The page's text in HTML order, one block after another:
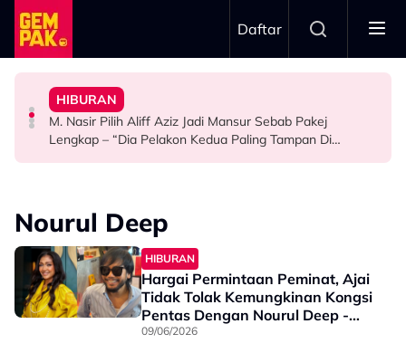
Skip to main content
Daftar
HIBURAN
M. Nasir Pilih Aliff Aziz, Melinda Dadew Hidupkan Kisah
Mansur & Liu
HIBURAN
M. Nasir Pilih Aliff Aziz Jadi Mansur Sebab Pakej
Lengkap – “Dia Pelakon Kedua Paling Tampan Di
GAYA HIDUP
Ramai Masih Bujang Bukan Kerana Memilih Tetapi...
HIBURAN
Impian Yusry Untuk Dikenali Sebagai Penyanyi Rock -
“Bila Saya Cakap Dengan Lisa Nak Buat…”
Nourul Deep
HIBURAN
Hargai Permintaan Peminat, Ajai
Tidak Tolak Kemungkinan Kongsi
Pentas Dengan Nourul Deep -
“Kalau Ada Rezeki…”
09/06/2026